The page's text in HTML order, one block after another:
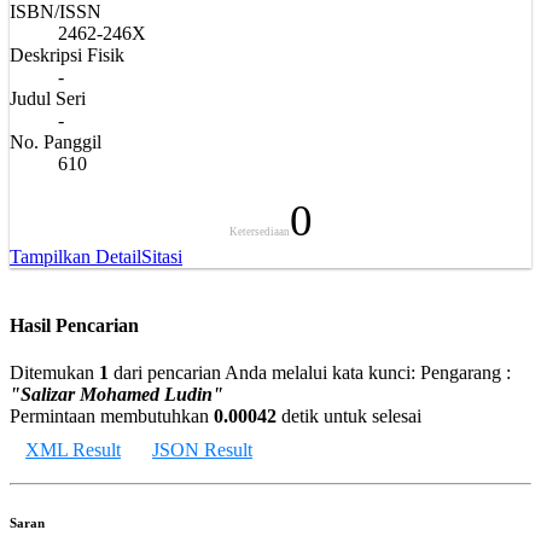
ISBN/ISSN
2462-246X
Deskripsi Fisik
-
Judul Seri
-
No. Panggil
610
Ketersediaan 0
Tampilkan DetailSitasi
Hasil Pencarian
Ditemukan 1 dari pencarian Anda melalui kata kunci: Pengarang :
"Salizar Mohamed Ludin"
Permintaan membutuhkan 0.00042 detik untuk selesai
XML Result
JSON Result
Saran